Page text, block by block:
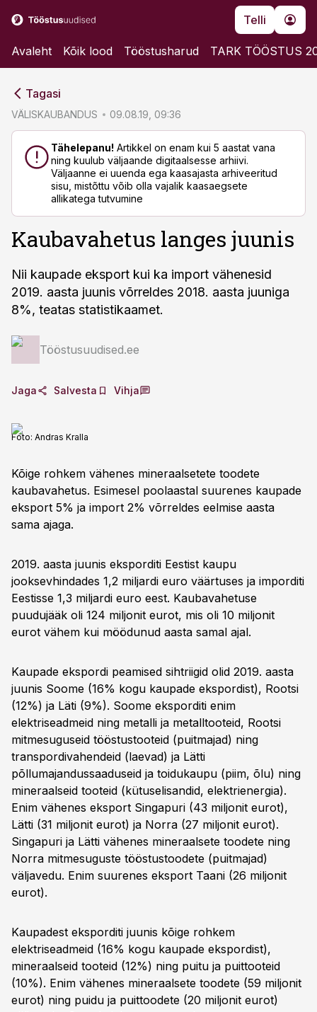
Telli
Avaleht Kõik lood Tööstusharud TARK TÖÖSTUS
Tagasi
VÄLISKAUBANDUS 09.08.19, 09:36
Tähelepanu! Artikkel on enam kui 5 aastat vana
ning kuulub väljaande digitaalsesse arhiivi.
Väljaanne ei uuenda ega kaasajasta arhiveeritud
sisu, mistõttu võib olla vajalik kaasaegsete
allikatega tutvumine
Kaubavahetus langes juunis
Nii kaupade eksport kui ka import vähenesid
2019. aasta juunis võrreldes 2018. aasta juuniga
8%, teatas statistikaamet.
Tööstusuudised.ee
Jaga Salvesta Vihja
Foto: Andras Kralla
Kõige rohkem vähenes mineraalsetete toodete
kaubavahetus. Esimesel poolaastal suurenes kaupade
eksport 5% ja import 2% võrreldes eelmise aasta
sama ajaga.
2019. aasta juunis eksporditi Eestist kaupu
jooksevhindades 1,2 miljardi euro väärtuses ja imporditi
Eestisse 1,3 miljardi euro eest. Kaubavahetuse
puudujääk oli 124 miljonit eurot, mis oli 10 miljonit
eurot vähem kui möödunud aasta samal ajal.
Kaupade ekspordi peamised sihtriigid olid 2019. aasta
juunis Soome (16% kogu kaupade ekspordist), Rootsi
(12%) ja Läti (9%). Soome eksporditi enim
elektriseadmeid ning metalli ja metalltooteid, Rootsi
mitmesuguseid tööstustooteid (puitmajad) ning
transpordivahendeid (laevad) ja Lätti
põllumajandussaaduseid ja toidukaupu (piim, õlu) ning
mineraalseid tooteid (kütuselisandid, elektrienergia).
Enim vähenes eksport Singapuri (43 miljonit eurot),
Lätti (31 miljonit eurot) ja Norra (27 miljonit eurot).
Singapuri ja Lätti vähenes mineraalsete toodete ning
Norra mitmesuguste tööstustoodete (puitmajad)
väljavedu. Enim suurenes eksport Taani (26 miljonit
eurot).
Kaupadest eksporditi juunis kõige rohkem
elektriseadmeid (16% kogu kaupade ekspordist),
mineraalseid tooteid (12%) ning puitu ja puittooteid
(10%). Enim vähenes mineraalsete toodete (59 miljonit
eurot) ning puidu ja puittoodete (20 miljonit eurot)